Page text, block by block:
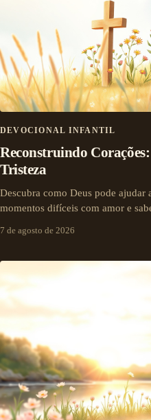
DEVOCIONAL INFANTIL
Reconstruindo
Tristeza
Descubra como Deus pode ajudar
momentos difíceis com amor e
7 de agosto de 2026